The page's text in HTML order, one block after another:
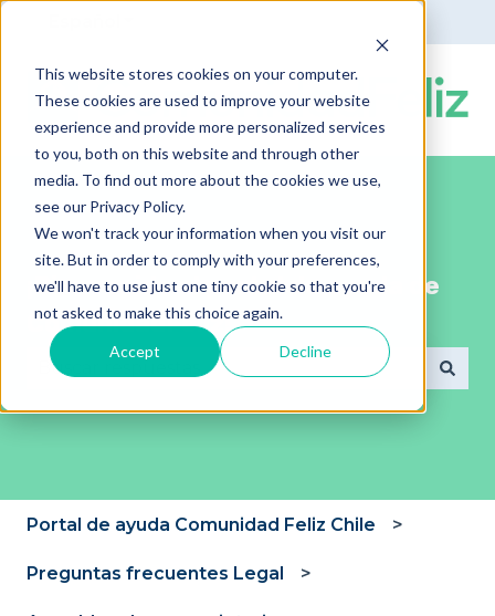
This website stores cookies on your computer.
These cookies are used to improve your website
experience and provide more personalized services
to you, both on this website and through other
media. To find out more about the cookies we use,
see our Privacy Policy.
We won't track your information when you visit our
site. But in order to comply with your preferences,
we'll have to use just one tiny cookie so that you're
not asked to make this choice again.
Accept Decline
¡Bienvenido al portal de ayuda de
ComunidadFeliz!
No hay sugerencias porque el campo de
Portal de ayuda Comunidad Feliz Chile
Preguntas frecuentes Legal